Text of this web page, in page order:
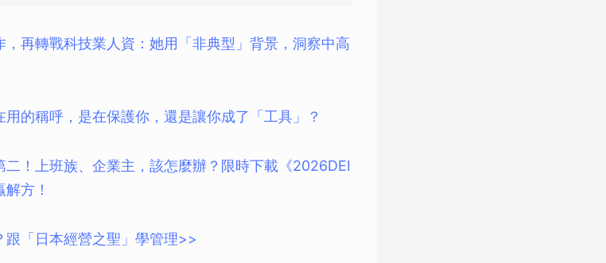
再轉戰科技業人資：她用「非典型」背景，洞察中高
的稱呼，是在保護你，還是讓你成了「工具」？
！上班族、企業主，該怎麼辦？限時下載《2026DEI
方！
「日本經營之聖」學管理>>
取消